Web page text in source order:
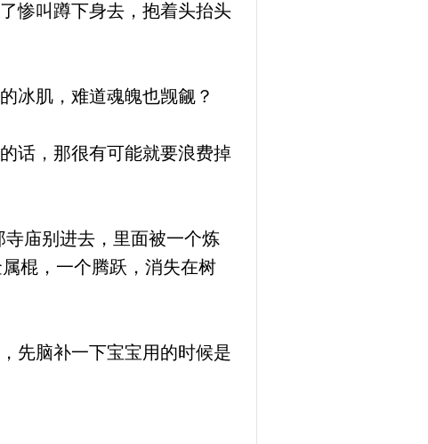
惨叫蹲下身去，抱着头抬头
冰肌，难道魂魄也觊觎？
话，那很有可能就要浪费掉
庙别进去，里面被一个炼
棍，一个腾跃，消失在树
先脑补一下宝宝用的时候是